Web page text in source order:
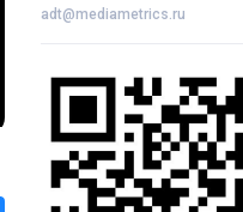
adt@mediametrics.ru